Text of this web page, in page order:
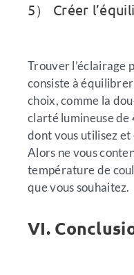
5） Créer
Trouver l’éclairage
consiste à
choix, comme la
clarté lumineuse
dont vous utilisez et
Alors ne vous
température de
que vous souhaitez.
VI.